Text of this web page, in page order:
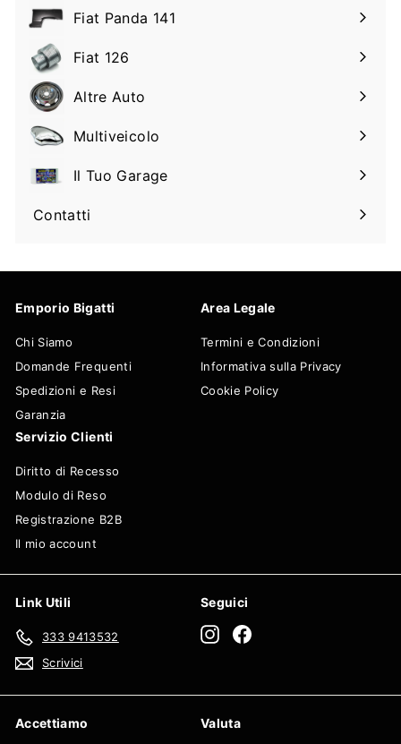
il
sottomenu
Fiat Panda 141
Espandi
il
sottomenu
Fiat 126
Espandi
il
sottomenu
Altre Auto
Espandi
il
sottomenu
Multiveicolo
Espandi
il
sottomenu
Il Tuo Garage
Espandi
il
Contatti
Emporio Bigatti
Chi Siamo
Domande Frequenti
Spedizioni e Resi
Garanzia
Area Legale
Termini e Condizioni
Informativa sulla Privacy
Cookie Policy
Servizio Clienti
Diritto di Recesso
Modulo di Reso
Registrazione B2B
Il mio account
Link Utili
333 9413532
Scrivici
Seguici
Instagram
Accettiamo Valuta